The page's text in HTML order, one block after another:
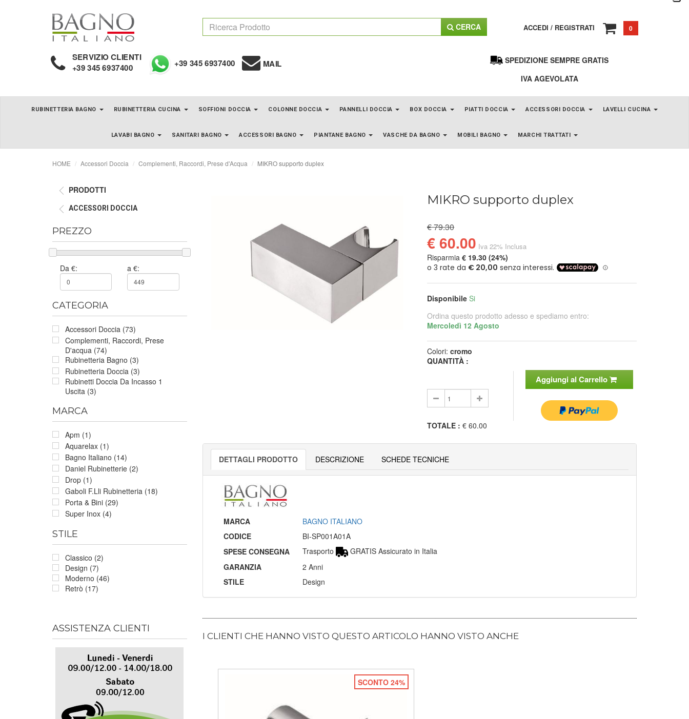
CERCA ACCEDI / REGISTRATI 0
SERVIZIO CLIENTI
+39 345 6937400 +39 345 6937400 MAIL
SPEDIZIONE SEMPRE GRATIS
IVA AGEVOLATA
RUBINETTERIA BAGNO RUBINETTERIA CUCINA SOFFIONI DOCCIA COLONNE DOCCIA PANNELLI DOCCIA BOX DOCCIA PIATTI DOCCIA ACCESSORI DOCCIA LAVELLI CUCINA
LAVABI BAGNO SANITARI BAGNO ACCESSORI BAGNO PIANTANE BAGNO VASCHE DA BAGNO MOBILI BAGNO MARCHI TRATTATI
HOME Accessori Doccia Complementi, Raccordi, Prese d'Acqua MIKRO supporto duplex
PRODOTTI
ACCESSORI DOCCIA
PREZZO
Da €: a €:
CATEGORIA
Accessori Doccia (73)
Complementi, Raccordi, Prese
D'acqua (74)
Rubinetteria Bagno (3)
Rubinetteria Doccia (3)
Rubinetti Doccia Da Incasso 1
Uscita (3)
MARCA
Apm (1)
Aquarelax (1)
Bagno Italiano (14)
Daniel Rubinetterie (2)
Drop (1)
Gaboli F.Lli Rubinetteria (18)
Porta & Bini (29)
Super Inox (4)
STILE
Classico (2)
Design (7)
Moderno (46)
Retrò (17)
ASSISTENZA CLIENTI
MIKRO supporto duplex
€ 79.30
€ 60.00 Iva 22% Inclusa
Risparmia€ 19.30 (24%)
Disponibile Si
Ordina questo prodotto adesso e spediamo entro:
Mercoledì 12 Agosto
Colori:cromo
QUANTITÀ :
Aggiungi al Carrello
TOTALE : € 60.00
DETTAGLI PRODOTTO DESCRIZIONE SCHEDE TECNICHE
MARCA
BAGNO ITALIANO
CODICE
BI-SP001A01A
SPESE CONSEGNA
Trasporto
GRATIS Assicurato in Italia
GARANZIA
2 Anni
STILE
Design
I CLIENTI CHE HANNO VISTO QUESTO ARTICOLO HANNO VISTO ANCHE
SCONTO 24%